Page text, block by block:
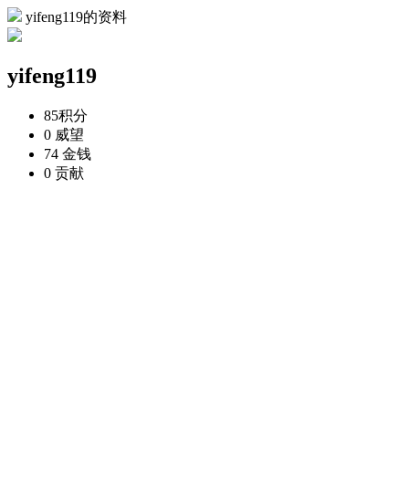
yifeng119的资料
yifeng119
85积分
0 威望
74 金钱
0 贡献